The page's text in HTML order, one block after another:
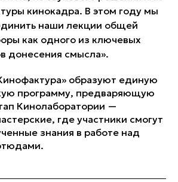
кинокадра. В этом году мы
наши лекции общей
как одного из ключевых
донесения смысла».
образуют единую
программу, предваряющую
Кинолаборатории —
где участники смогут
знания в работе над